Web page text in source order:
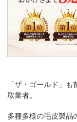
「ザ・ゴールド」
取業者。
多種多様の毛皮製品